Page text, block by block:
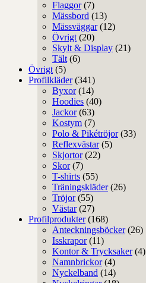
Flaggor (7)
Mässbord (13)
Mässväggar (12)
Övrigt (20)
Skylt & Display (21)
Tält (6)
Övrigt (5)
Profilkläder (341)
Byxor (14)
Hoodies (40)
Jackor (63)
Kostym (7)
Polo & Pikétröjor (33)
Reflexvästar (5)
Skjortor (22)
Skor (7)
T-shirts (55)
Träningskläder (26)
Tröjor (55)
Västar (27)
Profilprodukter (168)
Anteckningsböcker (26)
Isskrapor (11)
Kontor & Trycksaker (4)
Namnbrickor (4)
Nyckelband (14)